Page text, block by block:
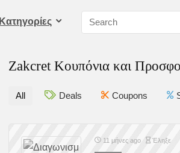
Kατηγορίες
Zakcret Κουπόνια και
All Deals Coupons
11 μήνες ago Έληξε